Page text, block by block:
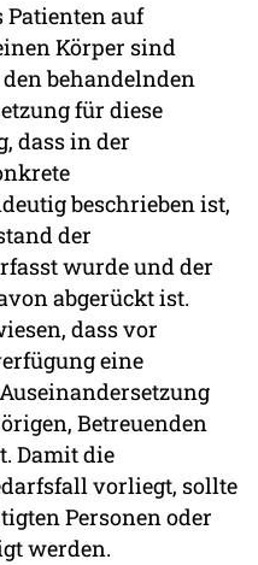
Patienten auf
Körper sind
behandelnden
für diese
dass in der
beschrieben ist,
der
wurde und der
abgerückt ist.
dass vor
eine
Betreuenden
Damit die
vorliegt, sollte
Personen oder
werden.